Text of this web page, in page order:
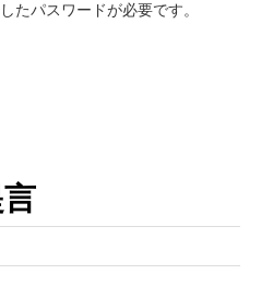
たパスワードが必要です。